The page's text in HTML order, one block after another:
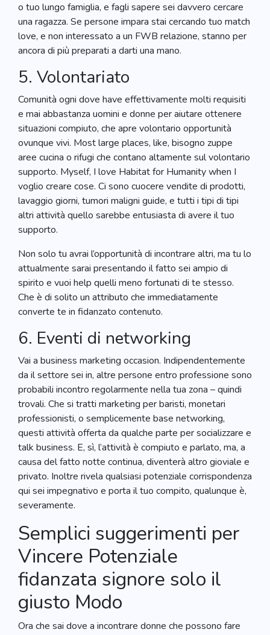
o tuo lungo famiglia, e fagli sapere sei davvero cercare
una ragazza. Se persone impara stai cercando tuo match
love, e non interessato a un FWB relazione, stanno per
ancora di più preparati a darti una mano.
5. Volontariato
Comunità ogni dove have effettivamente molti requisiti
e mai abbastanza uomini e donne per aiutare ottenere
situazioni compiuto, che apre volontario opportunità
ovunque vivi. Most large places, like, bisogno zuppe
aree cucina o rifugi che contano altamente sul volontario
supporto. Myself, I love Habitat for Humanity when I
voglio creare cose. Ci sono cuocere vendite di prodotti,
lavaggio giorni, tumori maligni guide, e tutti i tipi di tipi
altri attività quello sarebbe entusiasta di avere il tuo
supporto.
Non solo tu avrai l’opportunità di incontrare altri, ma tu lo
attualmente sarai presentando il fatto sei ampio di
spirito e vuoi help quelli meno fortunati di te stesso.
Che è di solito un attributo che immediatamente
converte te in fidanzato contenuto.
6. Eventi di networking
Vai a business marketing occasion. Indipendentemente
da il settore sei in, altre persone entro professione sono
probabili incontro regolarmente nella tua zona – quindi
trovali. Che si tratti marketing per baristi, monetari
professionisti, o semplicemente base networking,
questi attività offerta da qualche parte per socializzare e
talk business. E, sì, l’attività è compiuto e parlato, ma, a
causa del fatto notte continua, diventerà altro gioviale e
privato. Inoltre rivela qualsiasi potenziale corrispondenza
qui sei impegnativo e porta il tuo compito, qualunque è,
severamente.
Semplici suggerimenti per
Vincere Potenziale
fidanzata signore solo il
giusto Modo
Ora che sai dove a incontrare donne che possono fare